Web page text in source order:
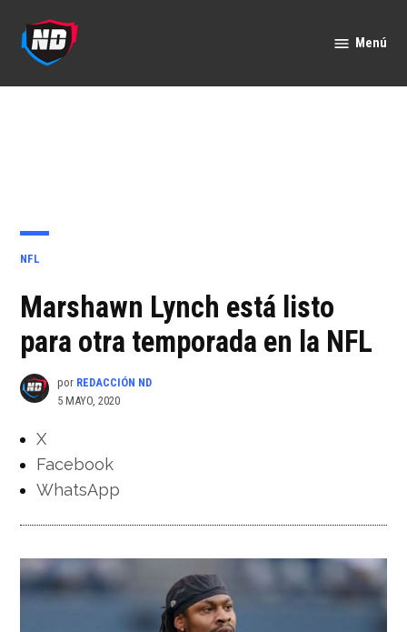
contenido
Menú
PUBLICADO
NFL
Marshawn Lynch está listo
para otra temporada en la NFL
por REDACCIÓN ND
5 MAYO, 2020
X
Facebook
WhatsApp